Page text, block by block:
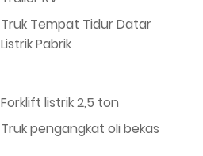
Truk Tempat Tidur Datar
Listrik Pabrik
Forklift listrik 2,5 ton
Truk pengangkat oli bekas